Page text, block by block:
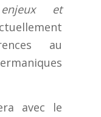
et
au
avec le